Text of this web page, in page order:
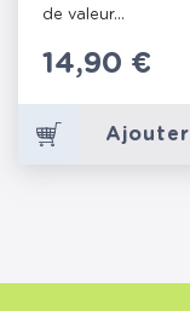
de valeur...
Prix
14,90 €